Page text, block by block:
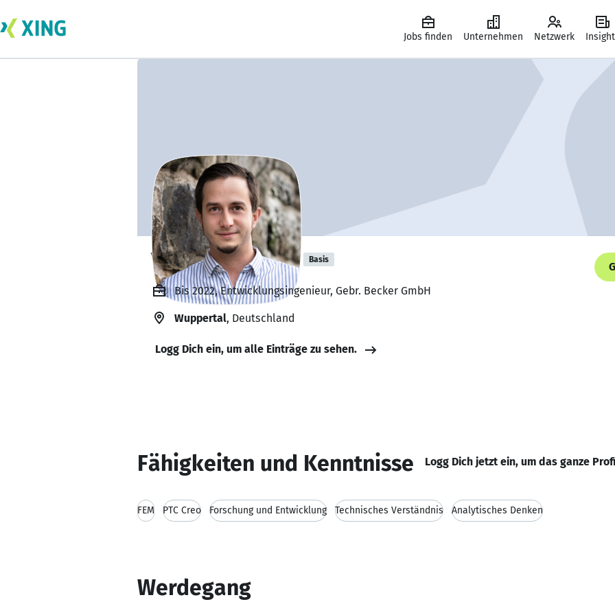
Jobs finden Unternehmen Netzwerk
Viktor Theobaldt Basis
Bis 2022, Entwicklungsingenieur, Gebr. Becker GmbH
Wuppertal, Deutschland
Logg Dich ein, um alle Einträge zu sehen.
Fähigkeiten und Kenntnisse Logg Dich jetzt ein, um das ganze
FEM PTC Creo Forschung und Entwicklung Technisches Verständnis Analytisches Denken
Werdegang